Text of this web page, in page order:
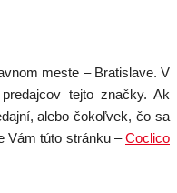
meste – Bratislave. V
tejto značky. Ak
alebo čokoľvek, čo sa
Vám túto stránku –Coclico